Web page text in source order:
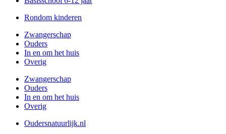
Rondom kinderen
Zwangerschap
Ouders
In en om het huis
Overig
Zwangerschap
Ouders
In en om het huis
Overig
Oudersnatuurlijk.nl